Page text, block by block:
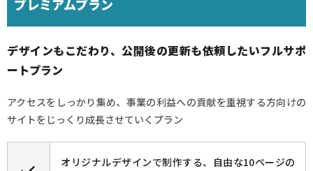
プレミアムプラン
デザインもこだわり、公開後の更新も依頼したいフルサポ
ートプラン
アクセスをしっかり集め、事業の利益への貢献を重視する方向けの
サイトをじっくり成長させていくプラン
オリジナルデザインで制作する、自由な10ページの